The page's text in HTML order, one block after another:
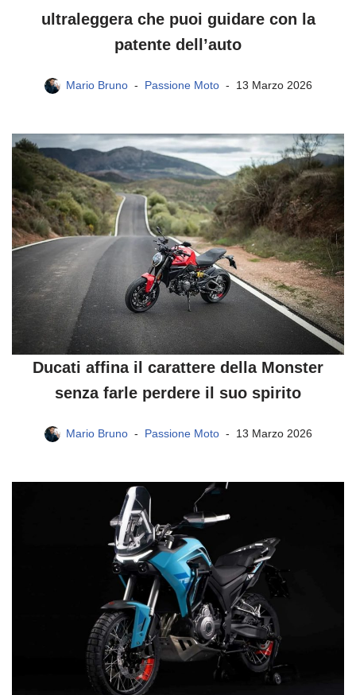
ultraleggera che puoi guidare con la
patente dell’auto
Mario Bruno Passione Moto 13 Marzo 2026
Ducati affina il carattere della Monster
senza farle perdere il suo spirito
Mario Bruno Passione Moto 13 Marzo 2026